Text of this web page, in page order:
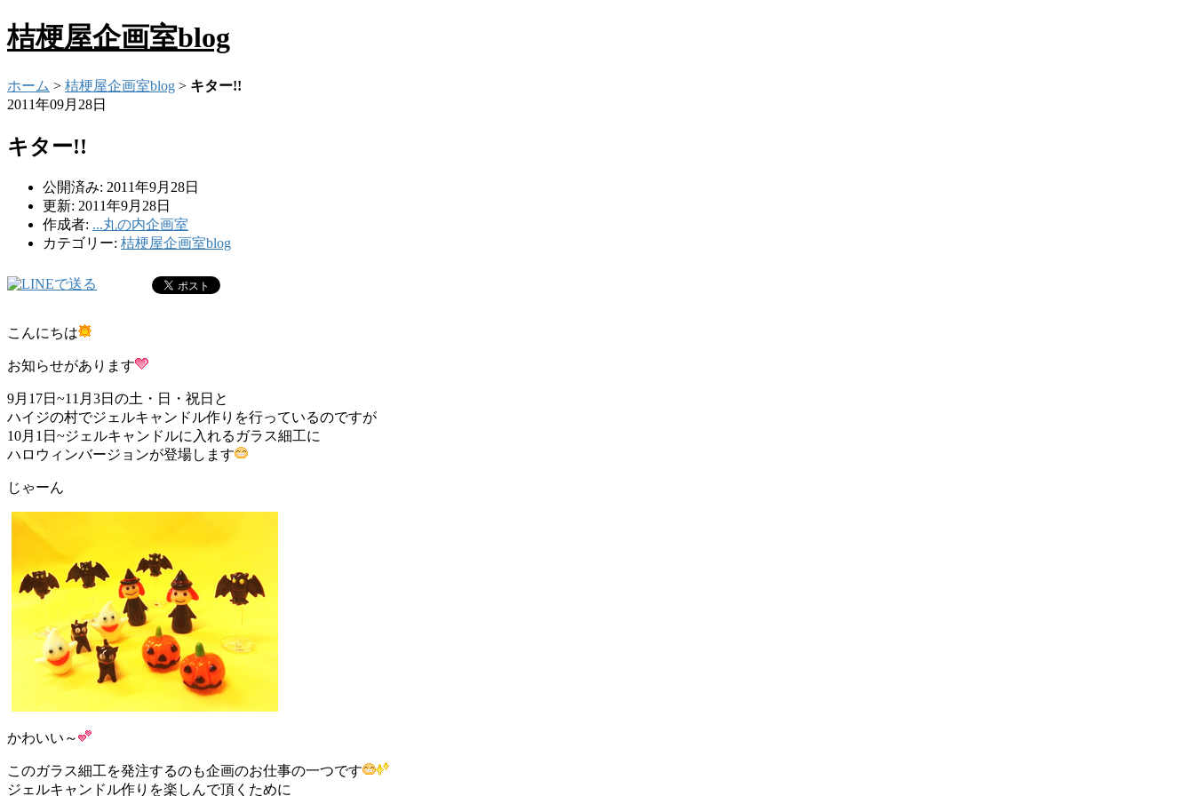
桔梗屋企画室blog
ホーム > 桔梗屋企画室blog > キター!!
2011年09月28日
キター!!
公開済み: 2011年9月28日
更新: 2011年9月28日
作成者: ...丸の内企画室
カテゴリー: 桔梗屋企画室blog
こんにちは
お知らせがあります
9月17日~11月3日の土・日・祝日と
ハイジの村でジェルキャンドル作りを行っているのですが
10月1日~ジェルキャンドルに入れるガラス細工に
ハロウィンバージョンが登場します
じゃーん
かわいい～
このガラス細工を発注するのも企画のお仕事の一つです
ジェルキャンドル作りを楽しんで頂くために